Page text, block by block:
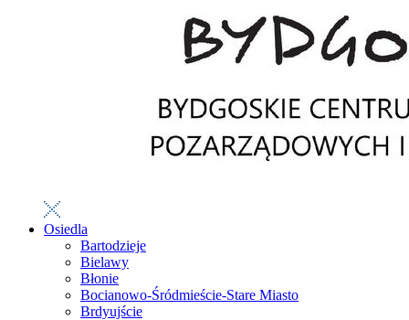
Osiedla
Bartodzieje
Bielawy
Błonie
Bocianowo-Śródmieście-Stare Miasto
Brdyujście